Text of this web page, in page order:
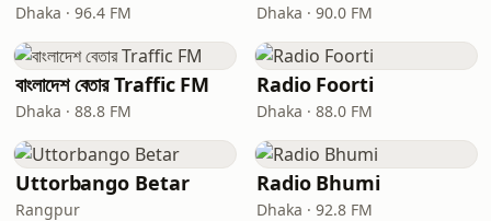
Dhaka · 96.4 FM Dhaka · 90.0 FM
বাংলাদেশ বেতার Traffic FM
Dhaka · 88.8 FM
Radio Foorti
Dhaka · 88.0 FM
Uttorbango Betar
Rangpur
Radio Bhumi
Dhaka · 92.8 FM